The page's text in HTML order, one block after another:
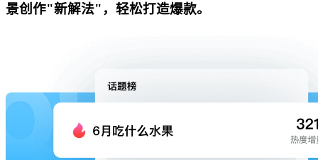
景创作"新解法"，轻松打造爆款。